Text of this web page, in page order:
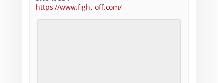
https://www.fight-off.com/